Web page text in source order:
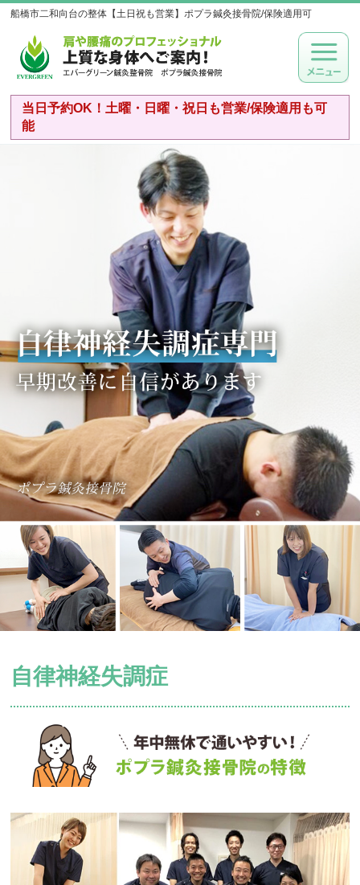
船橋市二和向台の整体【土日祝も営業】ポプラ鍼灸接骨院/保険適用可
当日予約OK！土曜・日曜・祝日も営業/保険適用も可
能
自律神経失調症